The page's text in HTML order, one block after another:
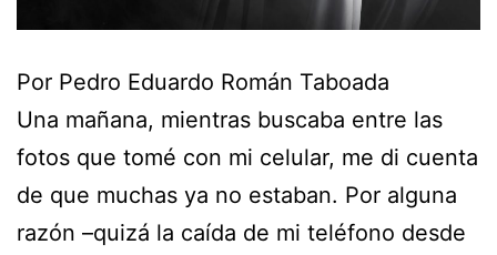
Por Pedro Eduardo Román Taboada
Una mañana, mientras buscaba entre las
fotos que tomé con mi celular, me di cuenta
de que muchas ya no estaban. Por alguna
razón –quizá la caída de mi teléfono desde